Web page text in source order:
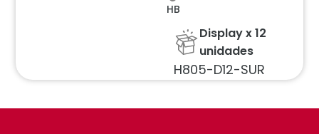
HB
Display x 12
unidades
H805-D12-SUR